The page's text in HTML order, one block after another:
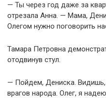
— Ты через год даже за
отрезала Анна. — Мама,
Олегом нужно поговорить
Тамара Петровна
отодвинув стул.
— Пойдем, Дениска. Видишь,
врагов народа. Олег, я